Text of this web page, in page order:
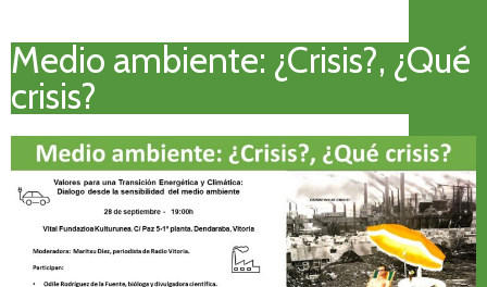
Medio ambiente: ¿Crisis?, ¿Qué
crisis?